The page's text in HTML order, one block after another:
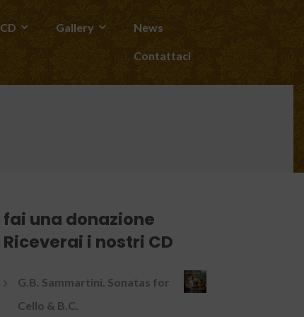
CD Gallery News
Contattaci
fai una donazione
Riceverai i nostri CD
G.B. Sammartini. Sonatas for
Cello & B.C.